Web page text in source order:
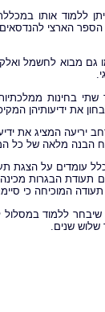
ללמוד אותו
הארצי להנדסאים
גם מבוא לחשמל
בחינות
את ידיעותיהן
המציג את
הבנה מלאה של כל
עומדים על הצגת
כי סיימתם 12 שנות
ללמוד במסלול
שנים.